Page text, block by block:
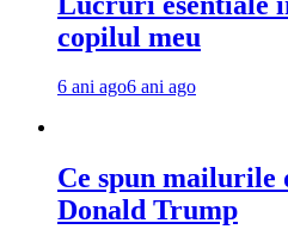
copilul meu
6 ani ago6 ani ago
Ce spun mailurile
Donald Trump